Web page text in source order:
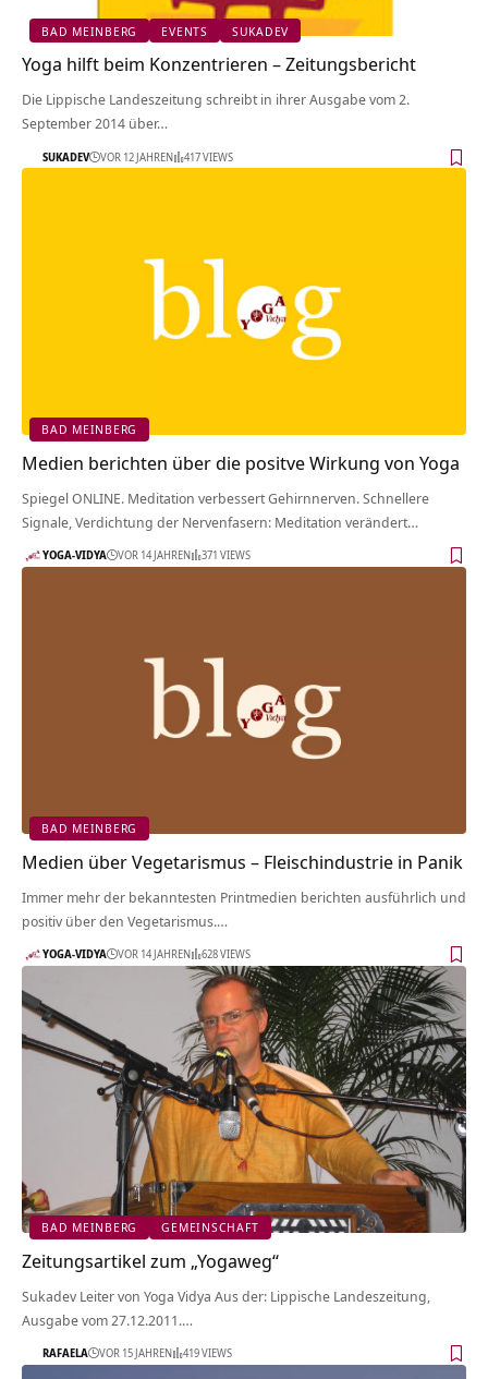
BAD MEINBERG EVENTS SUKADEV
Yoga hilft beim Konzentrieren – Zeitungsbericht
Die Lippische Landeszeitung schreibt in ihrer Ausgabe vom 2.
September 2014 über…
SUKADEV VOR 12 JAHREN 417 VIEWS
BAD MEINBERG
Medien berichten über die positve Wirkung von Yoga
Spiegel ONLINE. Meditation verbessert Gehirnnerven. Schnellere
Signale, Verdichtung der Nervenfasern: Meditation verändert…
YOGA-VIDYA VOR 14 JAHREN 371 VIEWS
BAD MEINBERG
Medien über Vegetarismus – Fleischindustrie in Panik
Immer mehr der bekanntesten Printmedien berichten ausführlich und
positiv über den Vegetarismus.…
YOGA-VIDYA VOR 14 JAHREN 628 VIEWS
BAD MEINBERG GEMEINSCHAFT
Zeitungsartikel zum „Yogaweg“
Sukadev Leiter von Yoga Vidya Aus der: Lippische Landeszeitung,
Ausgabe vom 27.12.2011.…
RAFAELA VOR 15 JAHREN 419 VIEWS